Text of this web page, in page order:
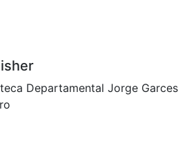
Departamental Jorge Garces